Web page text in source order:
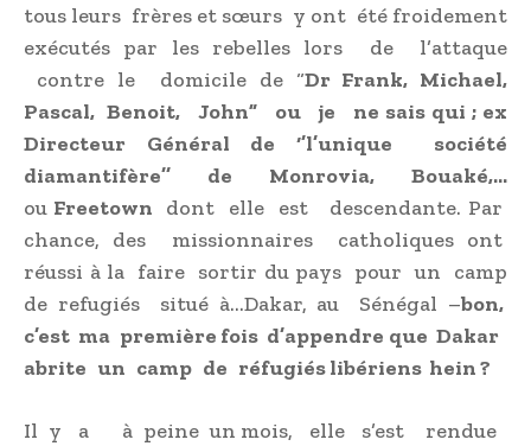
tous leurs frères et sœurs y ont été froidement
exécutés par les rebelles lors de l’attaque
contre le domicile de “Dr Frank, Michael,
Pascal, Benoit, John” ou je ne sais qui ; ex
Directeur Général de ‘’l’unique société
diamantifère’’ de Monrovia, Bouaké,…
ou Freetown dont elle est descendante. Par
chance, des missionnaires catholiques ont
réussi à la faire sortir du pays pour un camp
de refugiés situé à…Dakar, au Sénégal –bon,
c’est ma première fois d’appendre que Dakar
abrite un camp de réfugiés libériens hein ?
Il y a à peine un mois, elle s’est rendue